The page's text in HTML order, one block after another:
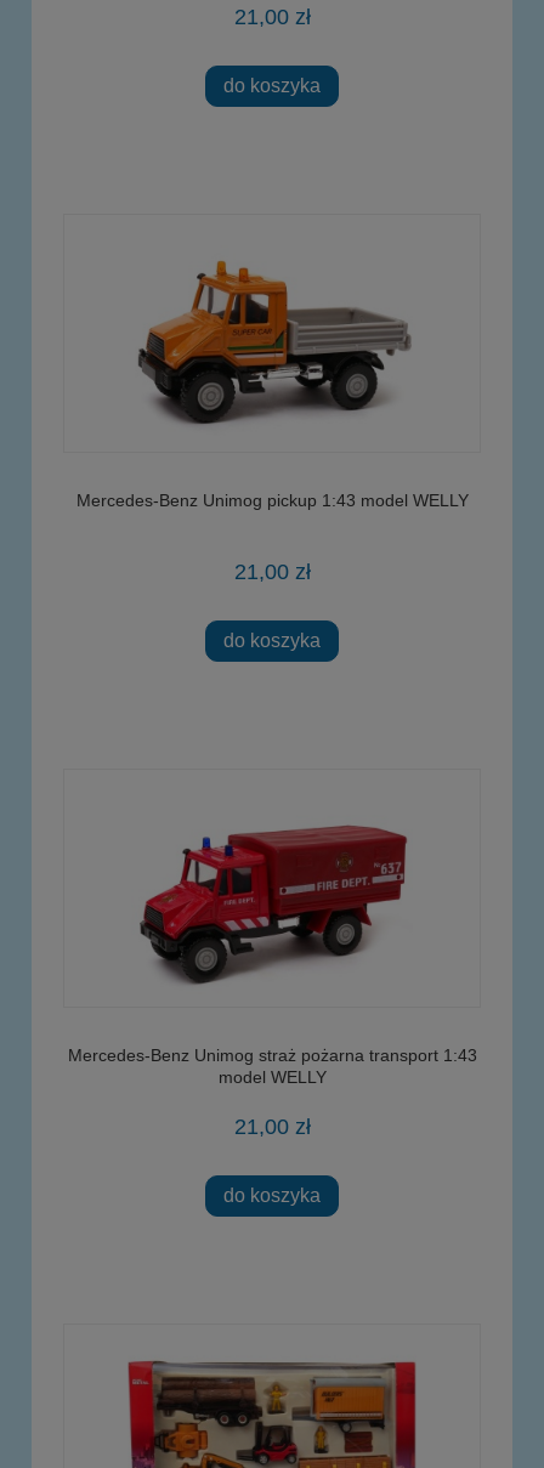
21,00 zł
do koszyka
Mercedes-Benz Unimog pickup 1:43 model WELLY
21,00 zł
do koszyka
Mercedes-Benz Unimog straż pożarna transport 1:43
model WELLY
21,00 zł
do koszyka